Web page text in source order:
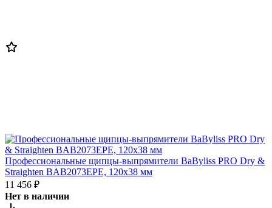
Профессиональные щипцы-выпрямители BaByliss PRO Dry &
Straighten BAB2073EPE, 120х38 мм
11 456 ₽
Нет в наличии